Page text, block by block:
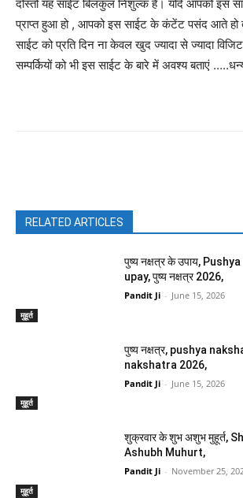
दोस्तों यह साईट बिलकुल निशुल्क है। यदि आपको इस
प्राप्त हुआ हो , आपको इस साईट के कंटेंट पसंद आते हो
साईट को प्रति दिन ना केवल खुद ज्यादा से ज्यादा
सम्पर्कियों को भी इस साईट के बारे में अवश्य बताएं
RELATED ARTICLES
मुहूर्त
पुष्य नक्षत्र के उपाय,
upay, पुष्य नक्षत्र 2026,
Pandit Ji - June 15, 2026
मुहूर्त
पुष्य नक्षत्र, pushya
nakshatra 2026,
Pandit Ji - June 15, 2026
मुहूर्त
शुक्रवार के शुभ अशुभ मुहूर्त,
Ashubh Muhurt,
Pandit Ji - November 25,